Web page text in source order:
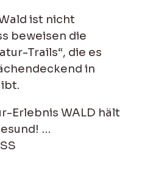
ist nicht
beweisen die
Trails“, die es
in
Erlebnis WALD hält
…